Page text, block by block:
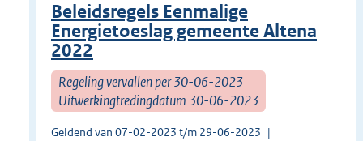
Beleidsregels Eenmalige
Energietoeslag gemeente Altena
2022
Regeling vervallen per 30-06-2023
Uitwerkingtredingdatum 30-06-2023
Geldend van 07-02-2023 t/m 29-06-2023